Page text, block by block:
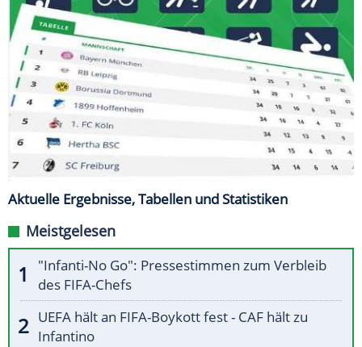
Aktuelle Ergebnisse, Tabellen und Statistiken
Meistgelesen
"Infanti-No Go": Pressestimmen zum Verbleib
des FIFA-Chefs
UEFA hält an FIFA-Boykott fest - CAF hält zu
Infantino